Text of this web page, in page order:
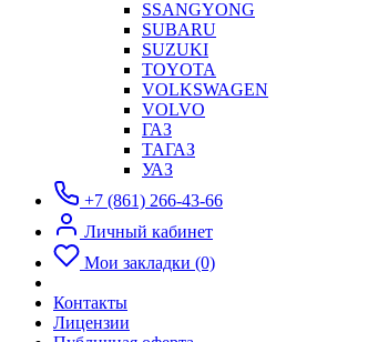
SSANGYONG
SUBARU
SUZUKI
TOYOTA
VOLKSWAGEN
VOLVO
ГАЗ
ТАГАЗ
УАЗ
+7 (861) 266-43-66
Личный кабинет
Мои закладки (0)
Контакты
Лицензии